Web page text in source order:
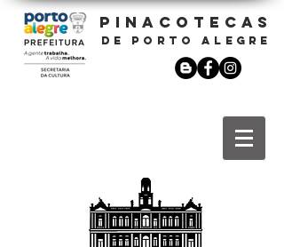
PINACOTECAS
DE PORTO ALEGRE